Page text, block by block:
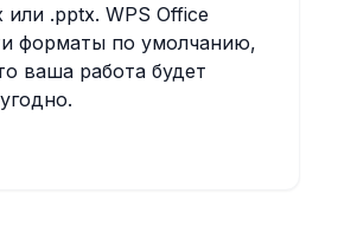
или .pptx. WPS Office
форматы по умолчанию,
ваша работа будет